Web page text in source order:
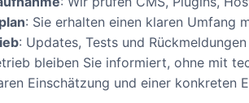
: Sie erhalten einen klaren Umfang
: Updates, Tests und
bleiben Sie informiert, ohne mit
Einschätzung und einer konkreten